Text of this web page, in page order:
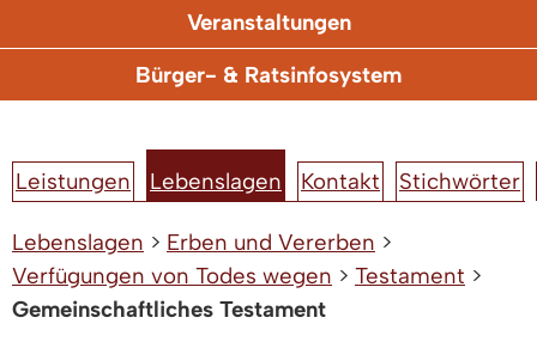
Veranstaltungen
Bürger- & Ratsinfosystem
Leistungen Lebenslagen Kontakt Stichwörter
Lebenslagen > Erben und Vererben >
Verfügungen von Todes wegen > Testament >
Gemeinschaftliches Testament